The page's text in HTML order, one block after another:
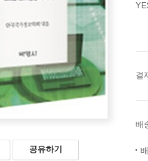
공유하기
결
배